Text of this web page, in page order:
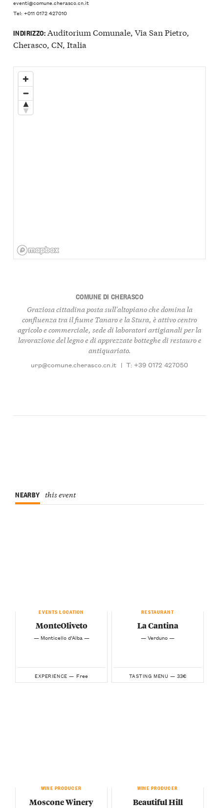
eventi@comune.cherasco.cn.it
Tel: +011 0172 427010
INDIRIZZO:Auditorium Comunale, Via San Pietro,
Cherasco, CN, Italia
COMUNE DI CHERASCO
Graziosa cittadina posta sull'altopiano che domina la
confluenza tra il fiume Tanaro e la Stura, è attivo centro
agricolo e commerciale, sede di laboratori artigianali per la
lavorazione del legno e di apprezzate botteghe di restauro e
antiquariato.
urp@comune.cherasco.cn.it | T: +39 0172 427050
NEARBY this event
EVENTS LOCATION
MonteOliveto
— Monticello d’Alba —
EXPERIENCE — Free
RESTAURANT
La Cantina
— Verduno —
TASTING MENU — 33€
WINE PRODUCER
Moscone Winery
WINE PRODUCER
Beautiful Hill